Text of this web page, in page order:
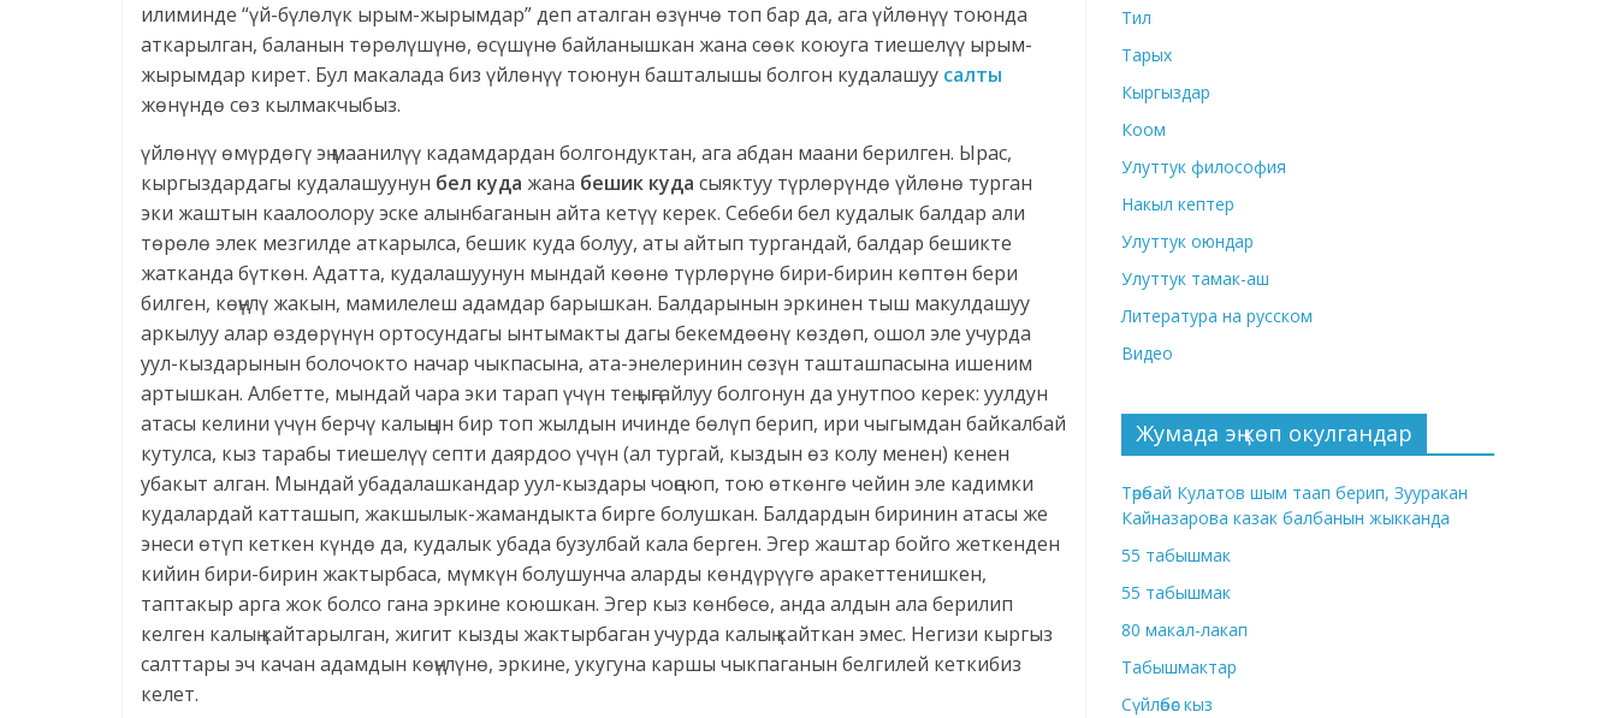
илиминде “үй-бүлөлүк ырым-жырымдар” деп аталган өзүнчө топ бар да, ага үйлөнүү тоюнда
аткарылган, баланын төрөлүшүнө, өсүшүнө байланышкан жана сөөк коюуга тиешелүү ырым-
жырымдар кирет. Бул макалада биз үйлөнүү тоюнун башталышы болгон кудалашуу салты
жөнүндө сөз кылмакчыбыз.
үйлөнүү өмүрдөгү эң маанилүү кадамдардан болгондуктан, ага абдан маани берилген. Ырас,
кыргыздардагы кудалашуунун бел куда жана бешик куда сыяктуу түрлөрүндө үйлөнө турган
эки жаштын каалоолору эске алынбаганын айта кетүү керек. Себеби бел кудалык балдар али
төрөлө элек мезгилде аткарылса, бешик куда болуу, аты айтып тургандай, балдар бешикте
жатканда бүткөн. Адатта, кудалашуунун мындай көөнө түрлөрүнө бири-бирин көптөн бери
билген, көңүлү жакын, мамилелеш адамдар барышкан. Балдарынын эркинен тыш макулдашуу
аркылуу алар өздөрүнүн ортосундагы ынтымакты дагы бекемдөөнү көздөп, ошол эле учурда
уул-кыздарынын болочокто начар чыкпасына, ата-энелеринин сөзүн ташташпасына ишеним
артышкан. Албетте, мындай чара эки тарап үчүн тең ыңгайлуу болгонун да унутпоо керек: уулдун
атасы келини үчүн берчү калыңын бир топ жылдын ичинде бөлүп берип, ири чыгымдан байкалбай
кутулса, кыз тарабы тиешелүү септи даярдоо үчүн (ал тургай, кыздын өз колу менен) кенен
убакыт алган. Мындай убадалашкандар уул-кыздары чоңоюп, тою өткөнгө чейин эле кадимки
кудалардай катташып, жакшылык-жамандыкта бирге болушкан. Балдардын биринин атасы же
энеси өтүп кеткен күндө да, кудалык убада бузулбай кала берген. Эгер жаштар бойго жеткенден
кийин бири-бирин жактырбаса, мүмкүн болушунча аларды көндүрүүгө аракеттенишкен,
таптакыр арга жок болсо гана эркине коюшкан. Эгер кыз көнбөсө, анда алдын ала берилип
келген калың кайтарылган, жигит кызды жактырбаган учурда калың кайткан эмес. Негизи кыргыз
салттары эч качан адамдын көңүлүнө, эркине, укугуна каршы чыкпаганын белгилей кеткибиз
келет.
Тил
Тарых
Кыргыздар
Коом
Улуттук философия
Накыл кептер
Улуттук оюндар
Улуттук тамак-аш
Литература на русском
Видео
Жумада эң көп окулгандар
Төрөбай Кулатов шым таап берип, Зууракан
Кайназарова казак балбанын жыкканда
55 табышмак
55 табышмак
80 макал-лакап
Табышмактар
Сүйлөбөс кыз